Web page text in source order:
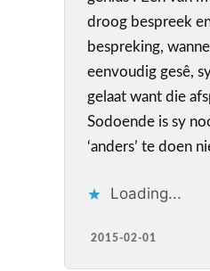
droog bespreek
bespreking,
eenvoudig gesê,
gelaat want die
Sodoende is sy
‘anders’ te doen
Loading...
2015-02-01